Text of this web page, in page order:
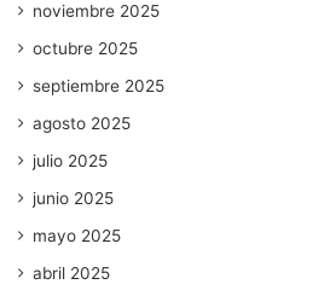
noviembre 2025
octubre 2025
septiembre 2025
agosto 2025
julio 2025
junio 2025
mayo 2025
abril 2025